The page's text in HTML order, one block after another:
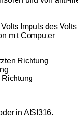
Impuls des
mit Computer
Richtung
Richtung
in AISI316.